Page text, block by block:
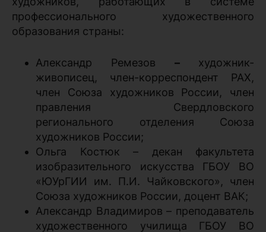
профессионального художественного
образования страны:
Александр Ремезов – художник-
живописец, член-корреспондент РАХ,
член Союза художников России, член
правления Свердловского
регионального отделения Союза
художников России;
Ольга Костюк – декан факультета
изобразительного искусства ГБОУ ВО
«ЮУрГИИ им. П.И. Чайковского», член
Союза художников России, доцент ВАК;
Александр Владимиров – преподаватель
художественного училища ГБОУ ВО